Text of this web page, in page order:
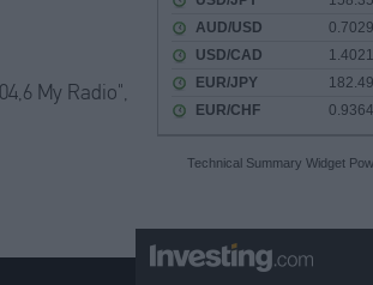
My Radio",
Technical Summary Widget